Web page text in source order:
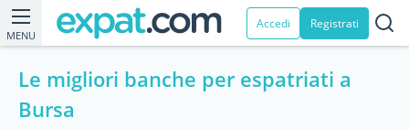
MENU
Accedi Registrati
Le migliori banche per espatriati a
Bursa